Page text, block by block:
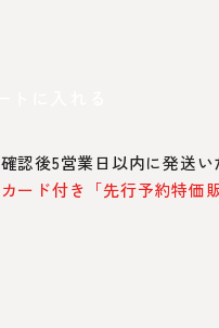
認後5営業日以内に発送い
ード付き「先行予約特価